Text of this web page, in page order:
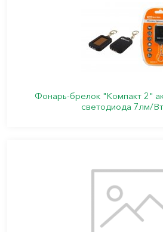
Фонарь-брелок "Компакт 2"
светодиода 7лм/